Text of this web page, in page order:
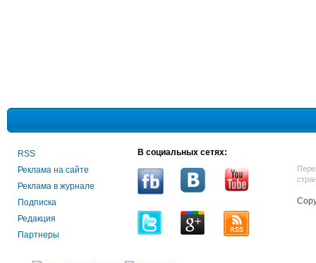
RSS
Реклама на сайте
Реклама в журнале
Подписка
Редакция
Партнеры
В социальных сетях: